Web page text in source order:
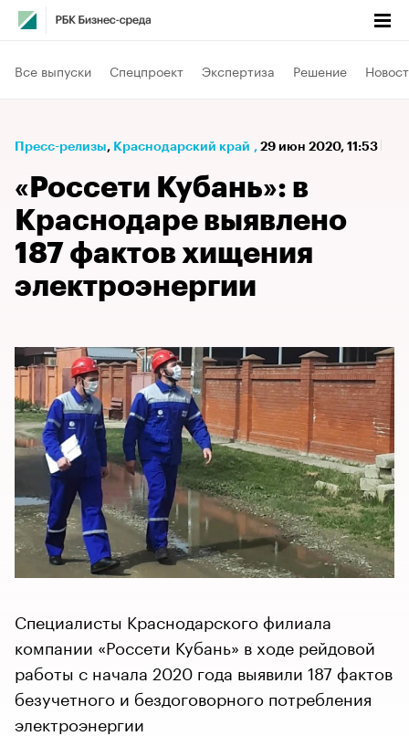
Все выпуски Спецпроект Экспертиза Решение
Пресс-релизы⁠, Краснодарский край , 29 июн 2020, 11:53
«Россети Кубань»: в
Краснодаре выявлено
187 фактов хищения
электроэнергии
Специалисты Краснодарского филиала
компании «Россети Кубань» в ходе рейдовой
работы с начала 2020 года выявили 187 фактов
безучетного и бездоговорного потребления
электроэнергии